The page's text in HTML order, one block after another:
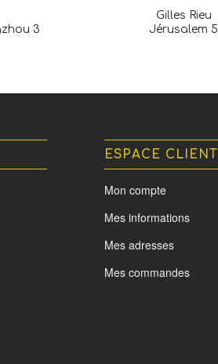
3
Gilles Rieu
Jérusalem 5
ESPACE CLIENT
Mon compte
Mes informations
Mes adresses
Mes commandes